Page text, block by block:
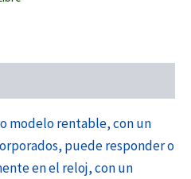
modelo rentable, con un
puede responder o
en el reloj, con un